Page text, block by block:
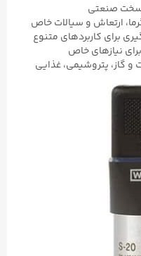
سخت صنعتی
ارتعاش و سیالات خاص
برای کاربردهای متنوع
نیازهای خاص
و گاز، پتروشیمی، غذایی